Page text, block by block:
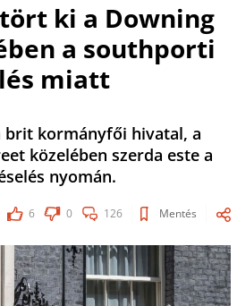
ki a Downing
a southporti
miatt
brit kormányfői hivatal, a
közelében szerda este a
nyomán.
6 0 126 Mentés